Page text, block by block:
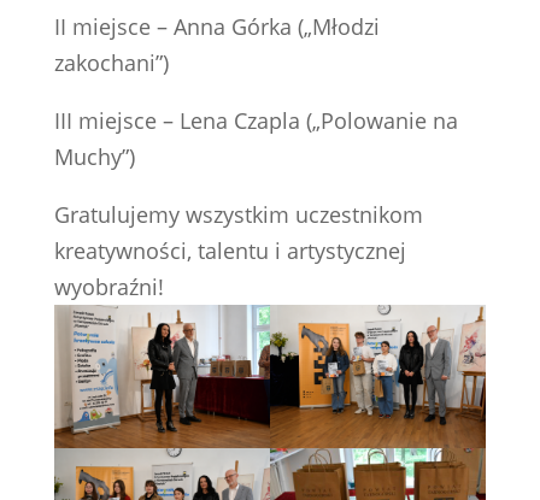
II miejsce – Anna Górka („Młodzi
zakochani”)
III miejsce – Lena Czapla („Polowanie na
Muchy”)
Gratulujemy wszystkim uczestnikom
kreatywności, talentu i artystycznej
wyobraźni!